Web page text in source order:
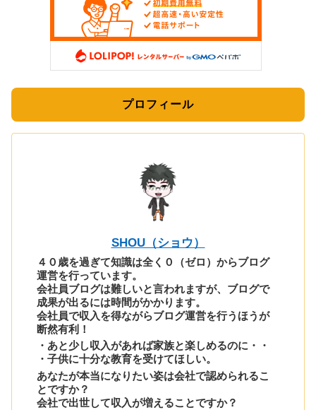
プロフィール
SHOU（ショウ）
４０歳を過ぎて知識は全く０（ゼロ）からブログ
運営を行っています。
会社員ブログは難しいと言われますが、ブログで
成果が出るには時間がかかります。
会社員で収入を得ながらブログ運営を行うほうが
断然有利！
・あと少し収入があれば家族と楽しめるのに・・
・子供に十分な教育を受けてほしい。
あなたが本当になりたい姿は会社で認められるこ
とですか？
会社で出世して収入が増えることですか？